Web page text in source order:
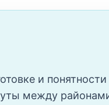
и
между